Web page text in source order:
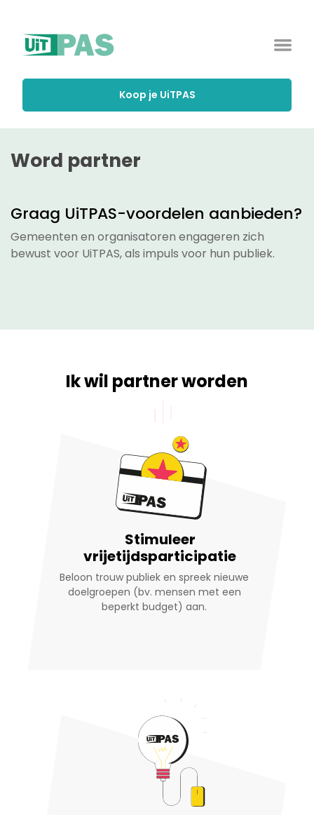
Koop je UiTPAS
Word partner
Graag UiTPAS-voordelen aanbieden?
Gemeenten en organisatoren engageren zich
bewust voor UiTPAS, als impuls voor hun publiek.
Ik wil partner worden
Stimuleer
vrijetijdsparticipatie
Beloon trouw publiek en spreek nieuwe
doelgroepen (bv. mensen met een
beperkt budget) aan.